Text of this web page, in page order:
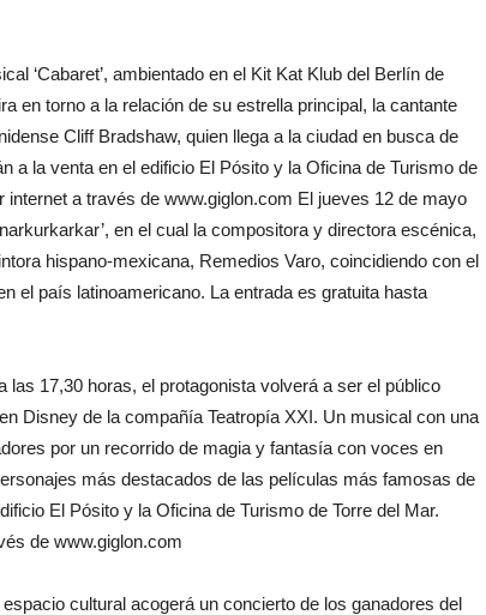
‘Cabaret’, ambientado en el Kit Kat Klub del Berlín de
en torno a la relación de su estrella principal, la cantante
Cliff Bradshaw, quien llega a la ciudad en busca de
a la venta en el edificio El Pósito y la Oficina de Turismo de
internet a través de www.giglon.com El jueves 12 de mayo
en el cual la compositora y directora escénica,
hispano-mexicana, Remedios Varo, coincidiendo con el
el país latinoamericano. La entrada es gratuita hasta
las 17,30 horas, el protagonista volverá a ser el público
Disney de la compañía Teatropía XXI. Un musical con una
por un recorrido de magia y fantasía con voces en
más destacados de las películas más famosas de
El Pósito y la Oficina de Turismo de Torre del Mar.
de www.giglon.com
cultural acogerá un concierto de los ganadores del